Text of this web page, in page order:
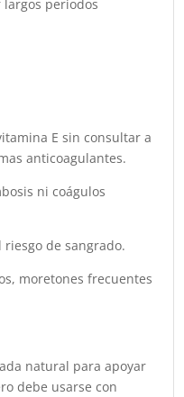
periodos
E sin consultar a
anticoagulantes.
ni coágulos
de sangrado.
moretones frecuentes
natural para apoyar
debe usarse con